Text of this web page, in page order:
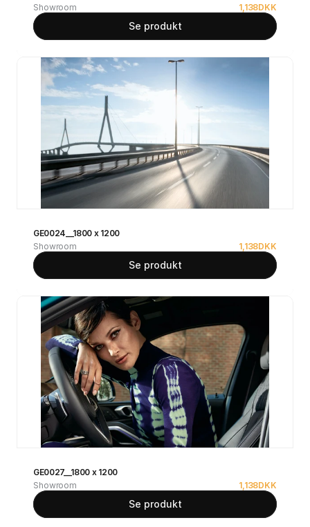
Showroom
1,138DKK
Se produkt
GE0024__1800 x 1200
Showroom
1,138DKK
Se produkt
GE0027__1800 x 1200
Showroom
1,138DKK
Se produkt